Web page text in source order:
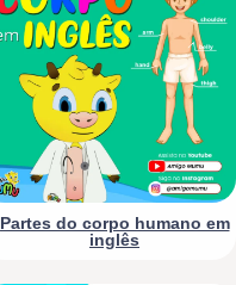
Partes do corpo humano em
inglês